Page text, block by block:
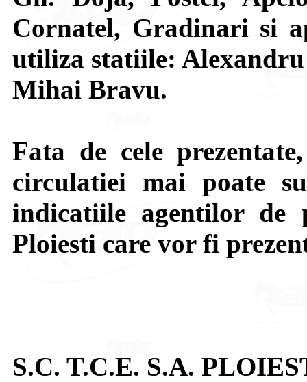
Cornatel, Gradinari si
utiliza statiile:
Mihai Bravu.
Fata de cele
circulatiei mai poate
indicatiile agentilor
Ploiesti care vor fi
S.C. T.C.E. S.A.